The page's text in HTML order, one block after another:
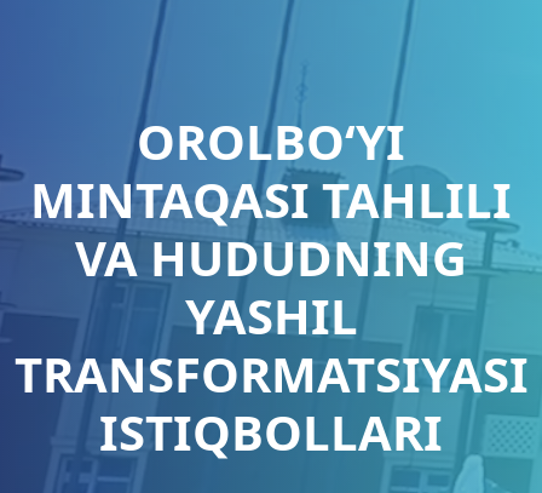
OROLBO‘YI
MINTAQASI TAHLILI
VA HUDUDNING
YASHIL
TRANSFORMATSIYASI
ISTIQBOLLARI